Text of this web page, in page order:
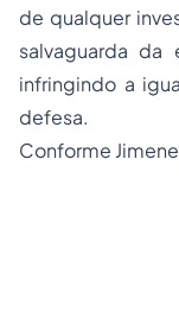
de qualquer
salvaguarda da
infringindo a
defesa.
Conforme